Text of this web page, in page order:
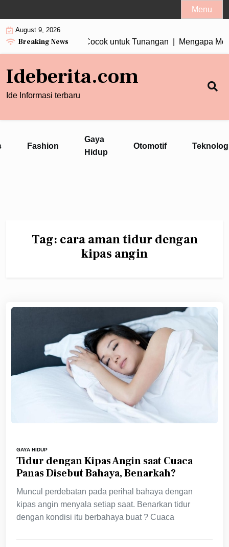
to
content
Menu
August 9, 2026
Breaking News
Wanita Tiga Berlian Cocok untuk Tunangan | Mengapa
Ideberita.com
Ide Informasi terbaru
Fashion
Gaya
Hidup
Otomotif
Tag: cara aman tidur dengan
kipas angin
GAYA HIDUP
Tidur dengan Kipas Angin saat Cuaca
Panas Disebut Bahaya, Benarkah?
Muncul perdebatan pada perihal bahaya dengan
kipas angin menyala setiap saat. Benarkan tidur
dengan kondisi itu berbahaya buat ? Cuaca